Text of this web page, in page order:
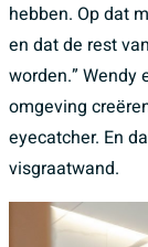
hebben. Op dat
en dat de rest
worden.”
omgeving
eyecatcher. En
visgraatwand.